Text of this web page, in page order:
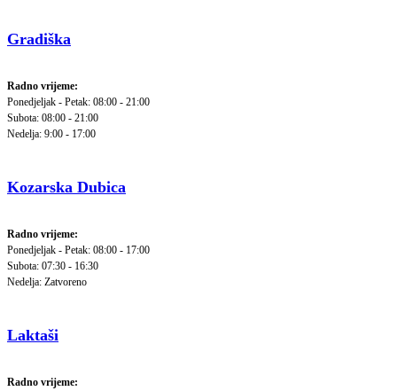
Gradiška
Radno vrijeme:
Ponedjeljak - Petak: 08:00 - 21:00
Subota: 08:00 - 21:00
Nedelja: 9:00 - 17:00
Kozarska Dubica
Radno vrijeme:
Ponedjeljak - Petak: 08:00 - 17:00
Subota: 07:30 - 16:30
Nedelja: Zatvoreno
Laktaši
Radno vrijeme: